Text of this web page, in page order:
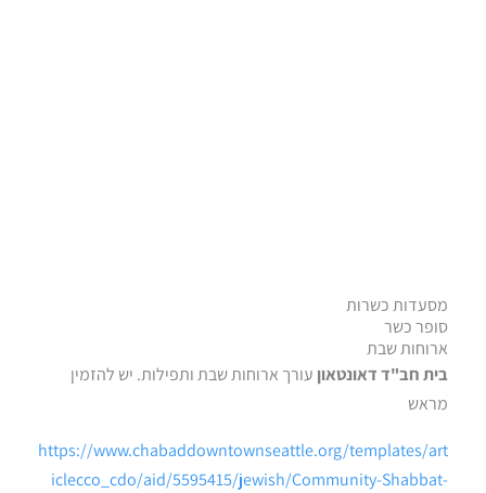
מסעדות כשרות
סופר כשר
ארוחות שבת
בית חב"ד דאונטאון עורך ארוחות שבת ותפילות. יש להזמין
מראש
https://www.chabaddowntownseattle.org/templates/art
iclecco_cdo/aid/5595415/jewish/Community-Shabbat-